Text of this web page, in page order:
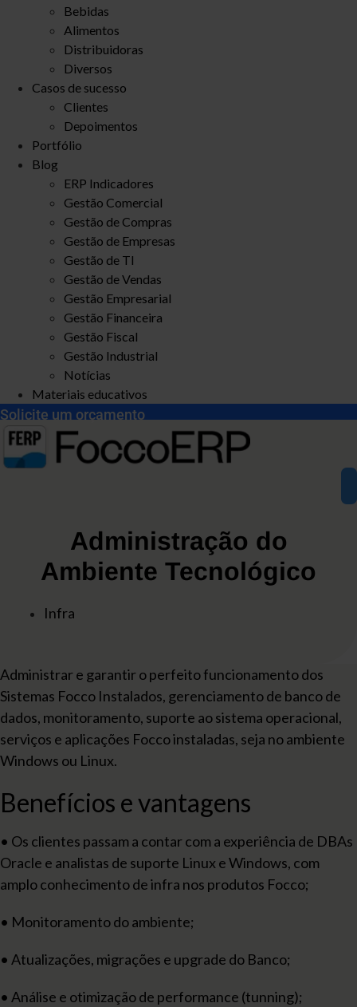
Bebidas
Alimentos
Distribuidoras
Diversos
Casos de sucesso
Clientes
Depoimentos
Portfólio
Blog
ERP Indicadores
Gestão Comercial
Gestão de Compras
Gestão de Empresas
Gestão de TI
Gestão de Vendas
Gestão Empresarial
Gestão Financeira
Gestão Fiscal
Gestão Industrial
Notícias
Materiais educativos
Solicite um orçamento
Administração do
Ambiente Tecnológico
Infra
Administrar e garantir o perfeito funcionamento dos
Sistemas Focco Instalados, gerenciamento de banco de
dados, monitoramento, suporte ao sistema operacional,
serviços e aplicações Focco instaladas, seja no ambiente
Windows ou Linux.
Benefícios e vantagens
• Os clientes passam a contar com a experiência de DBAs
Oracle e analistas de suporte Linux e Windows, com
amplo conhecimento de infra nos produtos Focco;
• Monitoramento do ambiente;
• Atualizações, migrações e upgrade do Banco;
• Análise e otimização de performance (tunning);